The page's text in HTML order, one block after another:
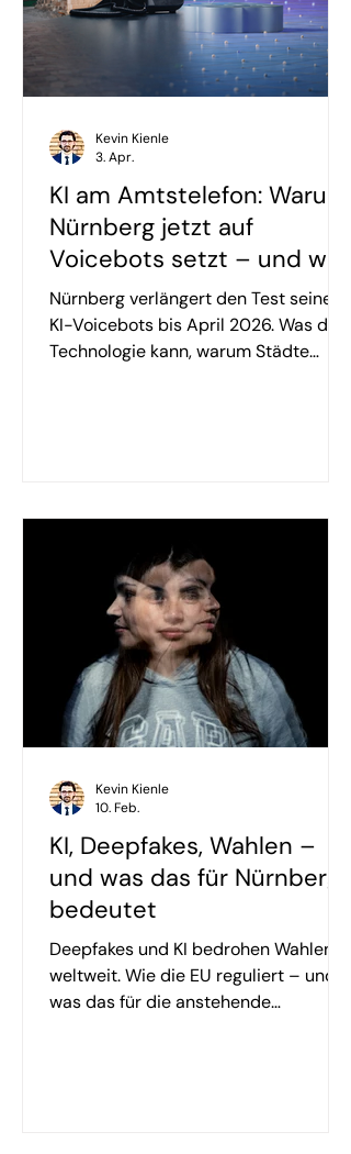
KI am Amtstelefon: Warum
Nürnberg jetzt auf
Voicebots setzt – und was
der Test wirklich zeigt
Nürnberg verlängert den Test seines
KI-Voicebots bis April 2026. Was die
Technologie kann, warum Städte
Kevin Kienle
3. Apr.
KI, Deepfakes, Wahlen –
und was das für Nürnberg
bedeutet
Deepfakes und KI bedrohen Wahlen
weltweit. Wie die EU reguliert – und
was das für die anstehende
Kevin Kienle
10. Feb.